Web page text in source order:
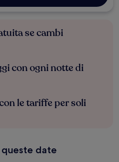
se cambi
con ogni notte di
le tariffe per soli
queste date